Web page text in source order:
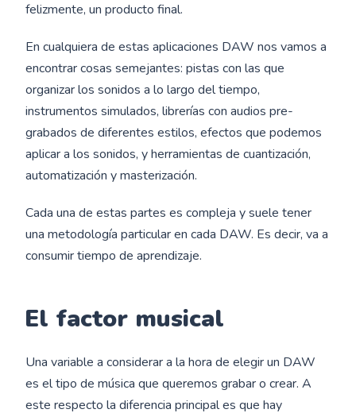
felizmente, un producto final.
En cualquiera de estas aplicaciones DAW nos vamos a
encontrar cosas semejantes: pistas con las que
organizar los sonidos a lo largo del tiempo,
instrumentos simulados, librerías con audios pre-
grabados de diferentes estilos, efectos que podemos
aplicar a los sonidos, y herramientas de cuantización,
automatización y masterización.
Cada una de estas partes es compleja y suele tener
una metodología particular en cada DAW. Es decir, va a
consumir tiempo de aprendizaje.
El factor musical
Una variable a considerar a la hora de elegir un DAW
es el tipo de música que queremos grabar o crear. A
este respecto la diferencia principal es que hay